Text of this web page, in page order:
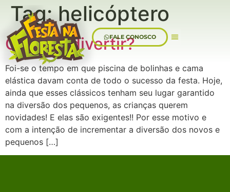
FALE CONOSCO
Tag:helicóptero
Quer se divertir?
Foi-se o tempo em que piscina de bolinhas e cama
elástica davam conta de todo o sucesso da festa. Hoje,
ainda que esses clássicos tenham seu lugar garantido
na diversão dos pequenos, as crianças querem
novidades! E elas são exigentes!! Por esse motivo e
com a intenção de incrementar a diversão dos novos e
pequenos […]